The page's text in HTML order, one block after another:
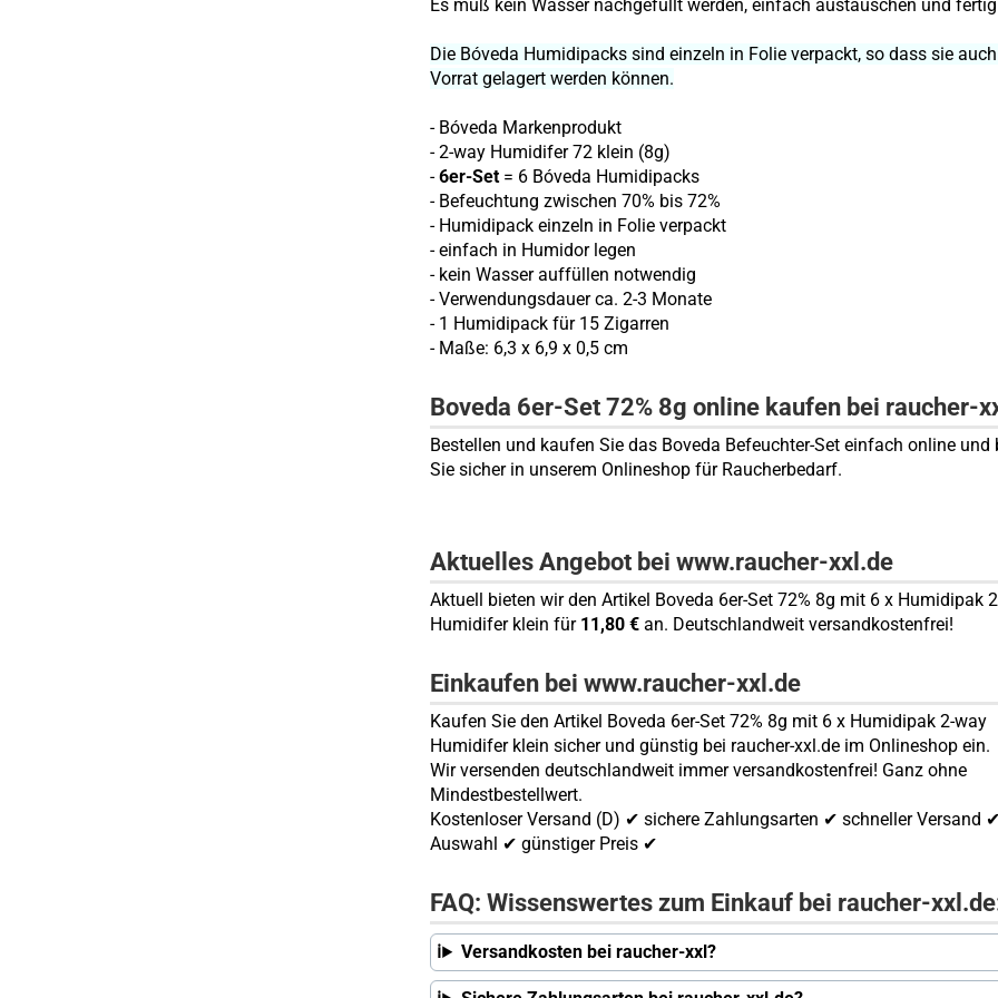
Es muß kein Wasser nachgefüllt werden, einfach austauschen und
Die Bóveda Humidipacks sind einzeln in Folie verpackt, so dass sie
Vorrat gelagert werden können.
- Bóveda Markenprodukt
- 2-way Humidifer 72 klein (8g)
-6er-Set= 6 Bóveda Humidipacks
- Befeuchtung zwischen 70% bis 72%
- Humidipack einzeln in Folie verpackt
- einfach in Humidor legen
- kein Wasser auffüllen notwendig
- Verwendungsdauer ca. 2-3 Monate
- 1 Humidipack für 15 Zigarren
- Maße: 6,3 x 6,9 x 0,5 cm
Boveda 6er-Set 72% 8g online kaufen bei raucher-
Bestellen und kaufen Sie das Boveda Befeuchter-Set einfach online und
Sie sicher in unserem Onlineshop für Raucherbedarf.
Aktuelles Angebot bei www.raucher-xxl.de
Aktuell bieten wir den Artikel Boveda 6er-Set 72% 8g mit 6 x Humidipak
Humidifer klein für 11,80 € an. Deutschlandweit versandkostenfrei!
Einkaufen bei www.raucher-xxl.de
Kaufen Sie den Artikel Boveda 6er-Set 72% 8g mit 6 x Humidipak 2-way
Humidifer klein sicher und günstig bei raucher-xxl.de im Onlineshop ein.
Wir versenden deutschlandweit immer versandkostenfrei! Ganz ohne
Mindestbestellwert.
Kostenloser Versand (D) ✔ sichere Zahlungsarten ✔ schneller Versand
Auswahl ✔ günstiger Preis ✔
FAQ: Wissenswertes zum Einkauf bei raucher-
Versandkosten bei raucher-xxl?